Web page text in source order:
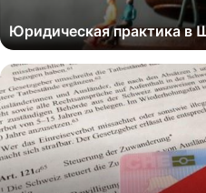
Юридическая практика в